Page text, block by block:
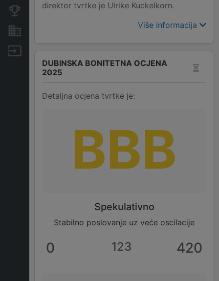
Konkurentske tvrtke
Izvoz
direktor tvrtke je Ulrike Kuckelkorn.
Više informacija
DUBINSKA BONITETNA OCJENA
2025
Detaljna ocjena tvrtke je:
BBB
Spekulativno
Stabilno poslovanje uz veće oscilacije
0 123 420